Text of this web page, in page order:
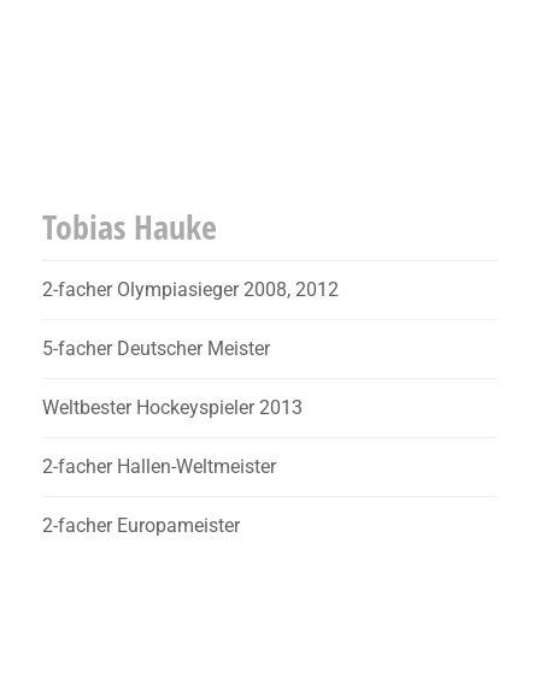
Tobias Hauke
2-facher Olympiasieger 2008, 2012
5-facher Deutscher Meister
Weltbester Hockeyspieler 2013
2-facher Hallen-Weltmeister
2-facher Europameister